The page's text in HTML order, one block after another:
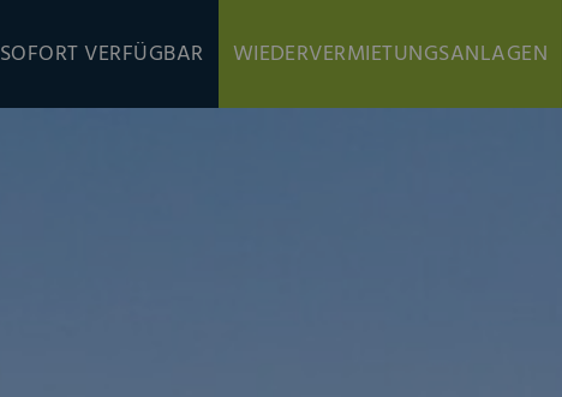
SOFORT VERFÜGBAR WIEDERVERMIETUNGSANLAGEN